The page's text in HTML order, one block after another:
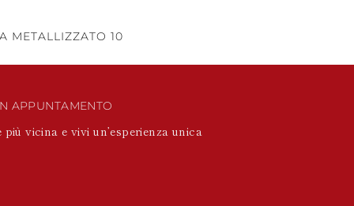
METALLIZZATO 10
APPUNTAMENTO
vicina e vivi un’esperienza unica